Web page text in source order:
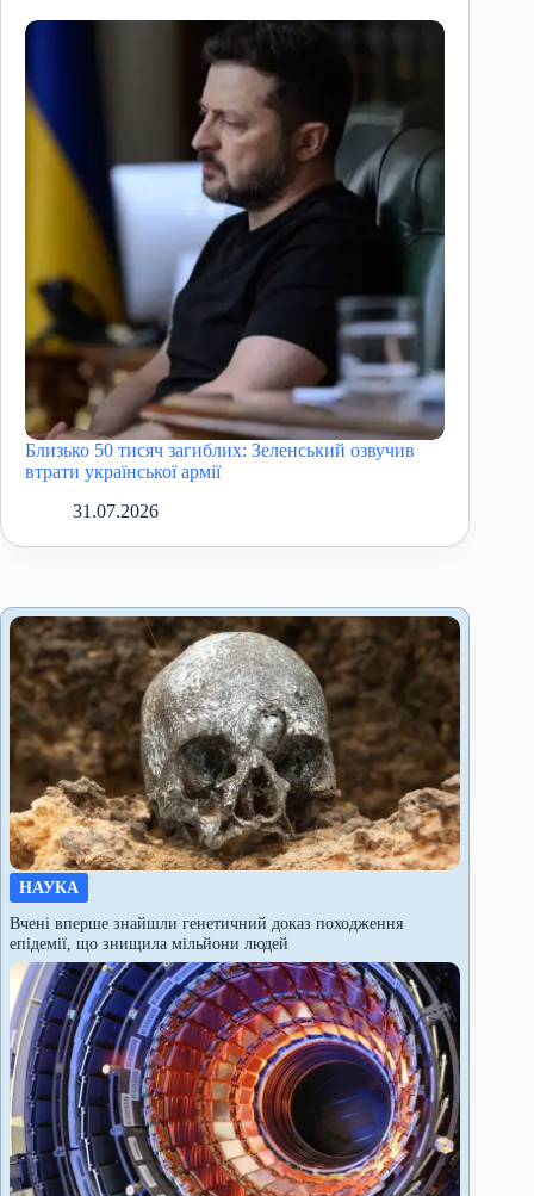
Близько 50 тисяч загиблих: Зеленський озвучив
втрати української армії
31.07.2026
НАУКА
Вчені вперше знайшли генетичний доказ походження
епідемії, що знищила мільйони людей